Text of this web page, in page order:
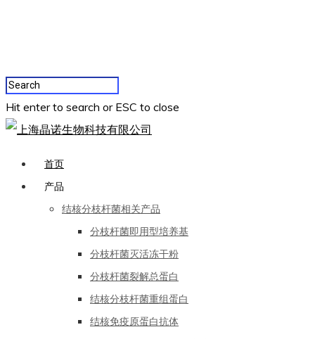
Hit enter to search or ESC to close
首页
产品
结核分枝杆菌相关产品
分枝杆菌即用型培养基
分枝杆菌灭活冻干粉
分枝杆菌裂解总蛋白
结核分枝杆菌重组蛋白
结核免疫原蛋白抗体